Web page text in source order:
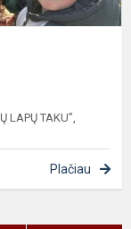
LAPŲ TAKU”,
Plačiau